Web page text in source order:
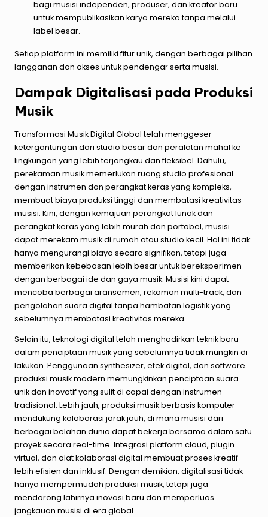
bagi musisi independen, produser, dan kreator baru
untuk mempublikasikan karya mereka tanpa melalui
label besar.
Setiap platform ini memiliki fitur unik, dengan berbagai pilihan
langganan dan akses untuk pendengar serta musisi.
Dampak Digitalisasi pada Produksi
Musik
Transformasi Musik Digital Global telah menggeser
ketergantungan dari studio besar dan peralatan mahal ke
lingkungan yang lebih terjangkau dan fleksibel. Dahulu,
perekaman musik memerlukan ruang studio profesional
dengan instrumen dan perangkat keras yang kompleks,
membuat biaya produksi tinggi dan membatasi kreativitas
musisi. Kini, dengan kemajuan perangkat lunak dan
perangkat keras yang lebih murah dan portabel, musisi
dapat merekam musik di rumah atau studio kecil. Hal ini tidak
hanya mengurangi biaya secara signifikan, tetapi juga
memberikan kebebasan lebih besar untuk bereksperimen
dengan berbagai ide dan gaya musik. Musisi kini dapat
mencoba berbagai aransemen, rekaman multi-track, dan
pengolahan suara digital tanpa hambatan logistik yang
sebelumnya membatasi kreativitas mereka.
Selain itu, teknologi digital telah menghadirkan teknik baru
dalam penciptaan musik yang sebelumnya tidak mungkin di
lakukan. Penggunaan synthesizer, efek digital, dan software
produksi musik modern memungkinkan penciptaan suara
unik dan inovatif yang sulit di capai dengan instrumen
tradisional. Lebih jauh, produksi musik berbasis komputer
mendukung kolaborasi jarak jauh, di mana musisi dari
berbagai belahan dunia dapat bekerja bersama dalam satu
proyek secara real-time. Integrasi platform cloud, plugin
virtual, dan alat kolaborasi digital membuat proses kreatif
lebih efisien dan inklusif. Dengan demikian, digitalisasi tidak
hanya mempermudah produksi musik, tetapi juga
mendorong lahirnya inovasi baru dan memperluas
jangkauan musisi di era global.